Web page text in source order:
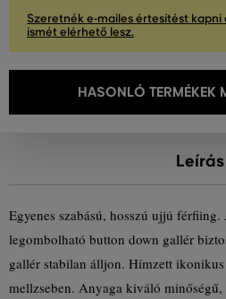
Szeretnék e-mailes értesítést
ismét elérhető lesz.
HASONLÓ TERMÉKEK
Leírás
Egyenes szabású, hosszú ujjú
legombolható button down gallér
gallér stabilan álljon. Hímzett
mellzseben. Anyaga kiváló minőségű,